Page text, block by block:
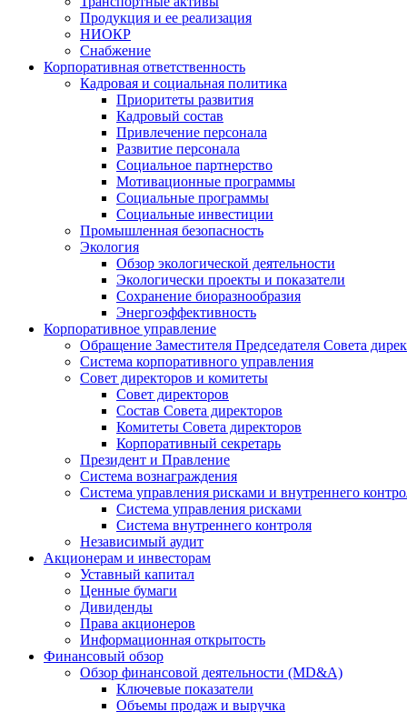
Продукция и ее реализация
НИОКР
Снабжение
Корпоративная ответственность
Кадровая и социальная политика
Приоритеты развития
Кадровый состав
Привлечение персонала
Развитие персонала
Социальное партнерство
Мотивационные программы
Социальные программы
Социальные инвестиции
Промышленная безопасность
Экология
Обзор экологической деятельности
Экологически проекты и показатели
Сохранение биоразнообразия
Энергоэффективность
Корпоративное управление
Обращение Заместителя Председателя Совета
Система корпоративного управления
Совет директоров и комитеты
Совет директоров
Состав Совета директоров
Комитеты Совета директоров
Корпоративный секретарь
Президент и Правление
Система вознаграждения
Система управления рисками и внутреннего
Система управления рисками
Система внутреннего контроля
Независимый аудит
Акционерам и инвесторам
Уставный капитал
Ценные бумаги
Дивиденды
Права акционеров
Информационная открытость
Финансовый обзор
Обзор финансовой деятельности (MD&A)
Ключевые показатели
Объемы продаж и выручка